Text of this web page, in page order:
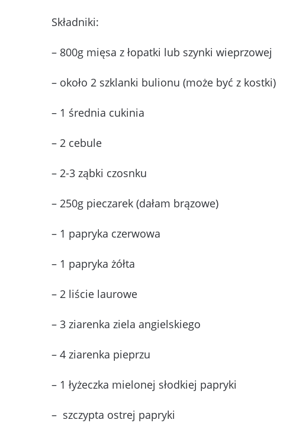
Składniki:
– 800g mięsa z łopatki lub szynki wieprzowej
– około 2 szklanki bulionu (może być z kostki)
– 1 średnia cukinia
– 2 cebule
– 2-3 ząbki czosnku
– 250g pieczarek (dałam brązowe)
– 1 papryka czerwowa
– 1 papryka żółta
– 2 liście laurowe
– 3 ziarenka ziela angielskiego
– 4 ziarenka pieprzu
– 1 łyżeczka mielonej słodkiej papryki
– szczypta ostrej papryki